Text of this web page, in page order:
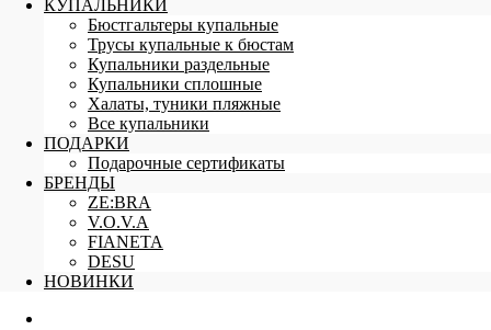
КУПАЛЬНИКИ
Бюстгальтеры купальные
Трусы купальные к бюстам
Купальники раздельные
Купальники сплошные
Халаты, туники пляжные
Все купальники
ПОДАРКИ
Подарочные сертификаты
БРЕНДЫ
ZE:BRA
V.O.V.A
FIANETA
DESU
НОВИНКИ